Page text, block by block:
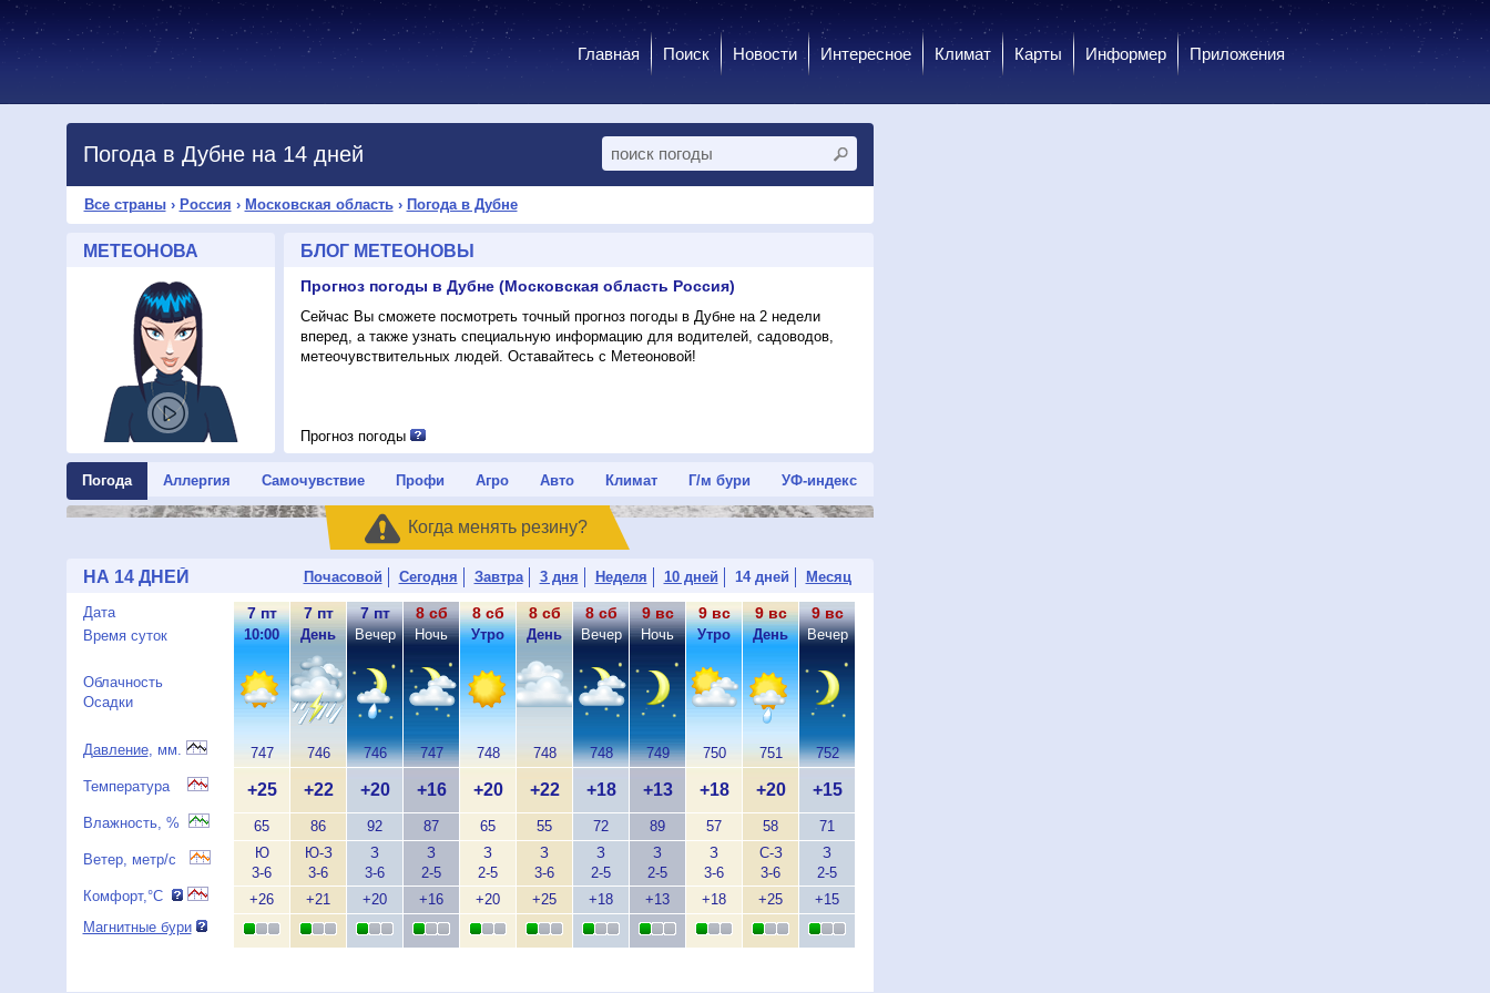
Главная Поиск Новости Интересное Климат Карты Информер Приложения
Погода в Дубне на 14 дней
Все страны› Россия › Московская область› Погода в Дубне
МЕТЕОНОВА БЛОГ МЕТЕОНОВЫ
Прогноз погоды в Дубне (Московская область Россия)
Сейчас Вы сможете посмотреть точный прогноз погоды в Дубне на 2 недели
вперед, а также узнать специальную информацию для водителей, садоводов,
метеочувствительных людей. Оставайтесь с Метеоновой!
Прогноз погоды
Погода Аллергия Самочувствие Профи Агро Авто Климат Г/м бури УФ-индекс
Когда менять резинy?
НА 14 ДНЕЙ Почасовой Сегодня Завтра 3 дня Неделя 10 дней 14 дней Месяц
Дата
Время суток
Облачность
Осадки
Давление, мм.
Температура
Влажность, %
Ветер, метр/с
Комфорт,°C
Магнитные бури
7 пт
10:00
747
+25
65
Ю
3-6
+26
7 пт
День
746
+22
86
Ю-З
3-6
+21
7 пт
Вечер
746
+20
92
З
3-6
+20
8 сб
Ночь
747
+16
87
З
2-5
+16
8 сб
Утро
748
+20
65
З
2-5
+20
8 сб
День
748
+22
55
З
3-6
+25
8 сб
Вечер
748
+18
72
З
2-5
+18
9 вс
Ночь
749
+13
89
З
2-5
+13
9 вс
Утро
750
+18
57
З
3-6
+18
9 вс
День
751
+20
58
С-З
3-6
+25
9 вс
Вечер
752
+15
71
З
2-5
+15